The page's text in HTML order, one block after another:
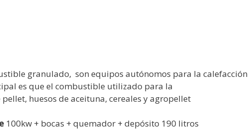
granulado, son equipos autónomos para la calefacción
es que el combustible utilizado para la
huesos de aceituna, cereales y agropellet
100kw + bocas + quemador + depósito 190 litros